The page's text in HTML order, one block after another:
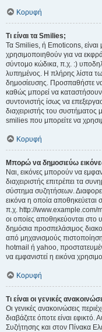
Κορυφή
Τι είναι τα Smilies;
Τα Smilies, ή Emoticons, είναι
χρησιμοποιηθούν για να
σύντομο κώδικα, π.χ. :)
λυπημένος. Η πλήρης λίστα
δημοσίευσης. Προσπαθήστε
καθώς μπορεί να
συντονιστής ίσως να
διαχειριστής του συστήματος
smilies που μπορείτε να
Κορυφή
Μπορώ να δημοσιεύω
Ναι, εικόνες μπορούν να
διαχειριστής επιτρέπει τα
σύστημα συζητήσεων.
εικόνα η οποία αποθηκεύεται
π.χ. http://www.example.com/
οι οποίες αποθηκεύονται στο
δημόσια προσπελάσιμος
από μηχανισμούς
hotmail ή yahoo,
να εμφανιστεί η εικόνα
Κορυφή
Τι είναι οι γενικές
Οι γενικές ανακοινώσεις
διαβάζετε όποτε είναι
Συζήτησης και στον Πίνακα